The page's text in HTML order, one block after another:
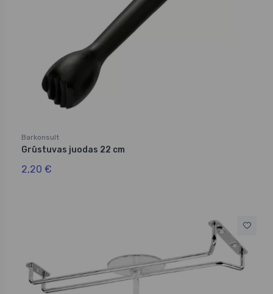
Barkonsult
Grūstuvas juodas 22 cm
2,20 €